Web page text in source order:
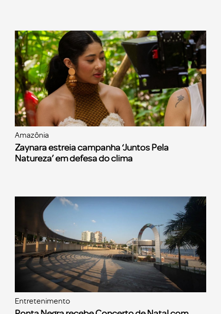
Amazônia
Zaynara estreia campanha ‘Juntos Pela
Natureza’ em defesa do clima
Entretenimento